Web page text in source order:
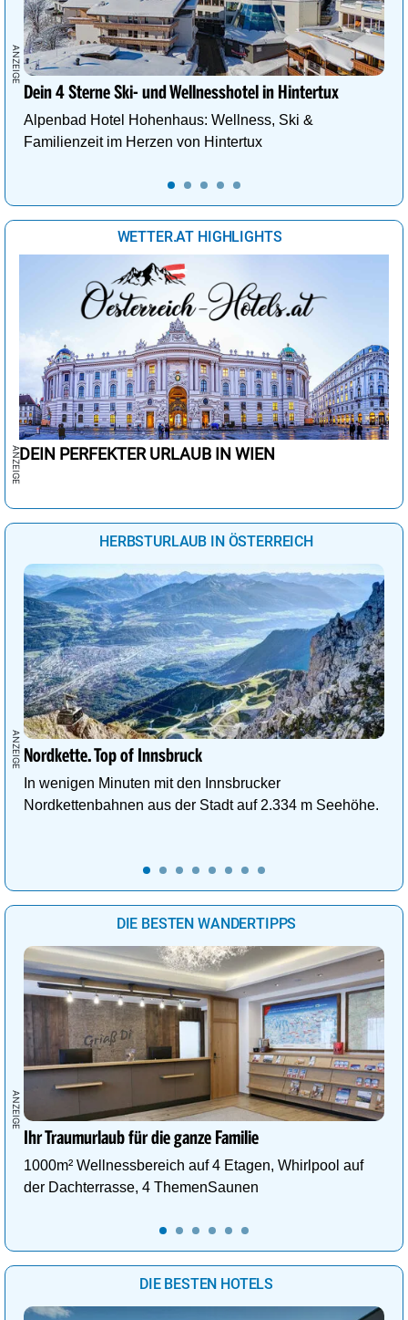
Dein 4 Sterne Ski- und Wellnesshotel in Hintertux
Alpenbad Hotel Hohenhaus: Wellness, Ski &
Familienzeit im Herzen von Hintertux
WETTER.AT HIGHLIGHTS
DEIN PERFEKTER URLAUB IN WIEN
HERBSTURLAUB IN ÖSTERREICH
Nordkette. Top of Innsbruck
In wenigen Minuten mit den Innsbrucker
Nordkettenbahnen aus der Stadt auf 2.334 m Seehöhe.
DIE BESTEN WANDERTIPPS
Ihr Traumurlaub für die ganze Familie
1000m² Wellnessbereich auf 4 Etagen, Whirlpool auf
der Dachterrasse, 4 ThemenSaunen
DIE BESTEN HOTELS